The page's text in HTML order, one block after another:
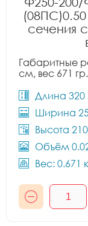
(08ПС)0.50
сечения
Габаритные
см, вес 671 гр.
Длина
Ширина
Высота
Объём
Вес: 0.671